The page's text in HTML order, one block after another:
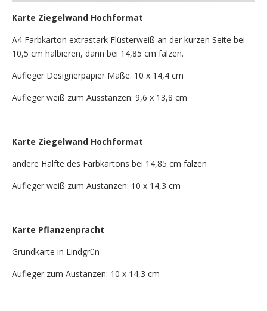
Karte Ziegelwand Hochformat
A4 Farbkarton extrastark Flüsterweiß an der kurzen Seite bei
10,5 cm halbieren, dann bei 14,85 cm falzen.
Aufleger Designerpapier Maße: 10 x 14,4 cm
Aufleger weiß zum Ausstanzen: 9,6 x 13,8 cm
Karte Ziegelwand Hochformat
andere Hälfte des Farbkartons bei 14,85 cm falzen
Aufleger weiß zum Austanzen: 10 x 14,3 cm
Karte Pflanzenpracht
Grundkarte in Lindgrün
Aufleger zum Austanzen: 10 x 14,3 cm